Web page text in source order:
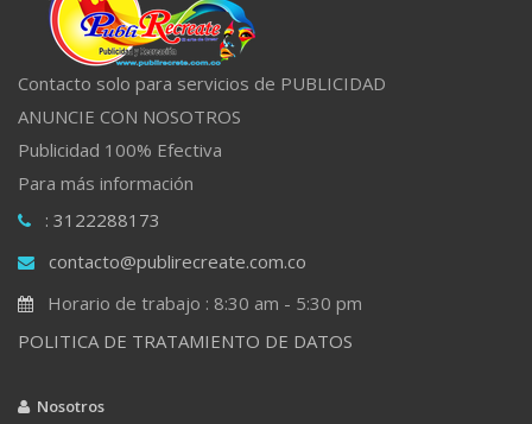
Contacto solo para servicios de PUBLICIDAD
ANUNCIE CON NOSOTROS
Publicidad 100% Efectiva
Para más información
: 3122288173
contacto@publirecreate.com.co
Horario de trabajo : 8:30 am - 5:30 pm
POLITICA DE TRATAMIENTO DE DATOS
Nosotros